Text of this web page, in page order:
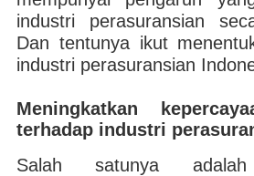
industri perasuransian
Dan tentunya ikut
industri perasuransian
Meningkatkan
terhadap industri
Salah satunya adalah